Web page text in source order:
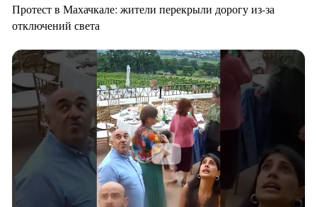
Протест в Махачкале: жители перекрыли дорогу из-за
отключений света